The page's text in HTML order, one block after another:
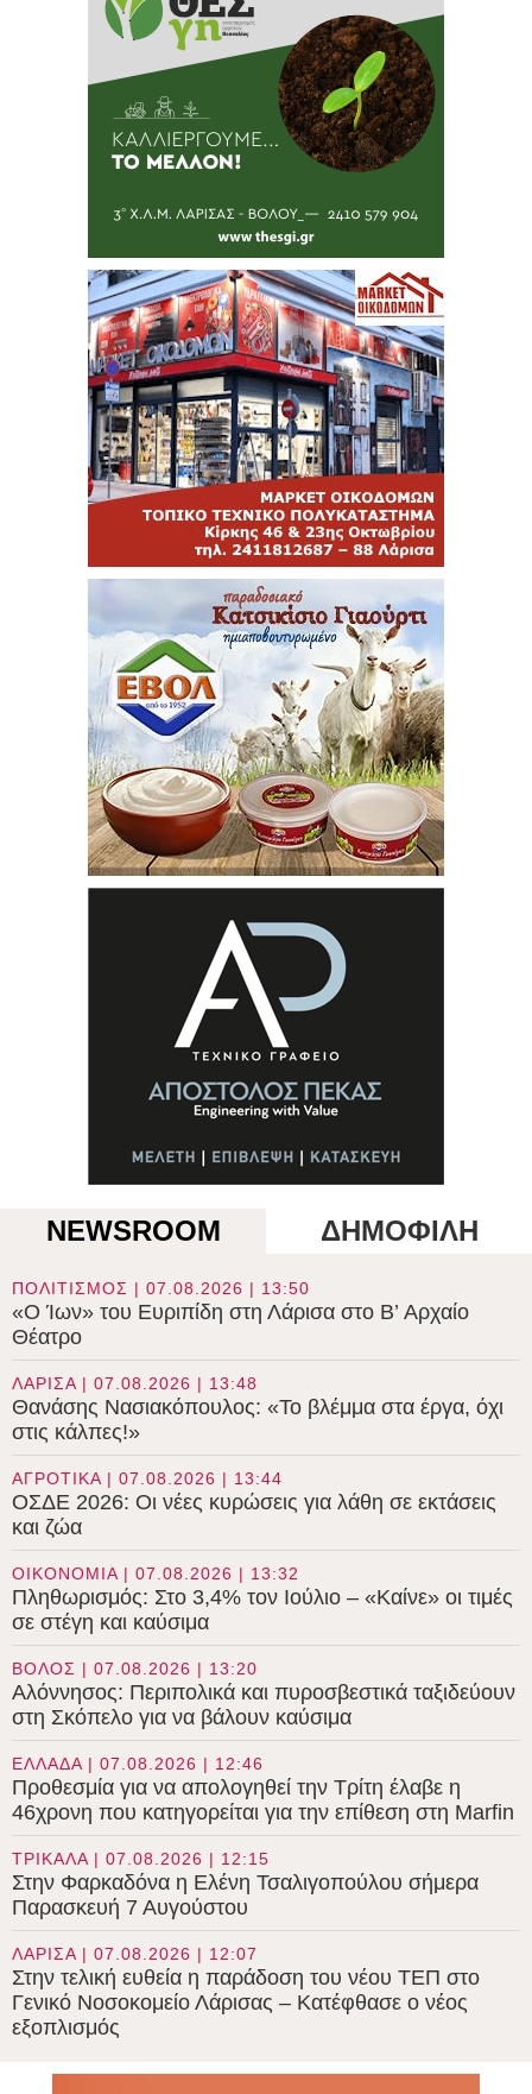
NEWSROOM ΔΗΜΟΦΙΛΗ
ΠΟΛΙΤΙΣΜΟΣ | 07.08.2026 | 13:50
«Ο Ίων» του Ευριπίδη στη Λάρισα στο B’ Αρχαίο
Θέατρο
ΛΑΡΙΣΑ | 07.08.2026 | 13:48
Θανάσης Νασιακόπουλος: «Το βλέμμα στα έργα, όχι
στις κάλπες!»
ΑΓΡΟΤΙΚΑ | 07.08.2026 | 13:44
ΟΣΔΕ 2026: Οι νέες κυρώσεις για λάθη σε εκτάσεις
και ζώα
ΟΙΚΟΝΟΜΙΑ | 07.08.2026 | 13:32
Πληθωρισμός: Στο 3,4% τον Ιούλιο – «Καίνε» οι τιμές
σε στέγη και καύσιμα
ΒΟΛΟΣ | 07.08.2026 | 13:20
Αλόννησος: Περιπολικά και πυροσβεστικά ταξιδεύουν
στη Σκόπελο για να βάλουν καύσιμα
ΕΛΛΑΔΑ | 07.08.2026 | 12:46
Προθεσμία για να απολογηθεί την Τρίτη έλαβε η
46χρονη που κατηγορείται για την επίθεση στη Marfin
ΤΡΙΚΑΛΑ | 07.08.2026 | 12:15
Στην Φαρκαδόνα η Ελένη Τσαλιγοπούλου σήμερα
Παρασκευή 7 Αυγούστου
ΛΑΡΙΣΑ | 07.08.2026 | 12:07
Στην τελική ευθεία η παράδοση του νέου ΤΕΠ στο
Γενικό Νοσοκομείο Λάρισας – Κατέφθασε ο νέος
εξοπλισμός